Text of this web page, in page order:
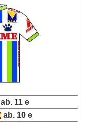
ab. 11 e
ab. 10 e